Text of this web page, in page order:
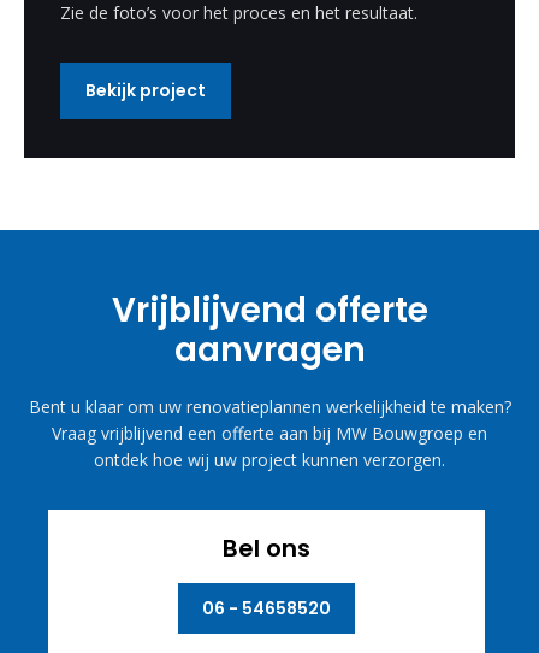
Zie de foto’s voor het proces en het resultaat.
Bekijk project
Vrijblijvend offerte
aanvragen
Bent u klaar om uw renovatieplannen werkelijkheid te maken?
Vraag vrijblijvend een offerte aan bij MW Bouwgroep en
ontdek hoe wij uw project kunnen verzorgen.
Bel ons
06 - 54658520